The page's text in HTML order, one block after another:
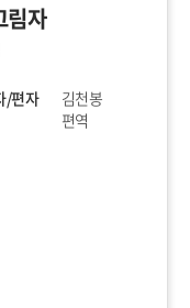
림자
/편자
김천봉
편역